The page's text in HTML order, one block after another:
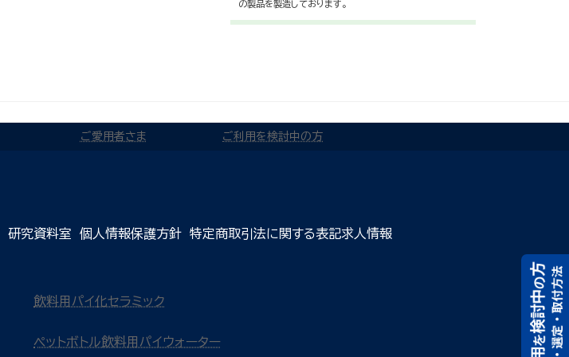
の製品を製造しております。
ご愛用者さま ご利用を検討中の方
研究資料室 個人情報保護方針 特定商取引法に関する表記求人情報
飲料用パイ化セラミック
ペットボトル飲料用パイウォーター